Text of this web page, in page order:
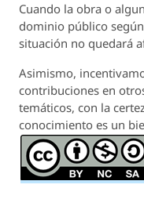
Cuando la obra o
dominio público
situación no quedará
Asimismo,
contribuciones en
temáticos, con la
conocimiento es un